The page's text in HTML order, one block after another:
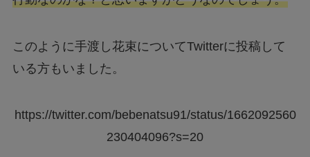
このように手渡し花束についてTwitterに投稿して
いる方もいました。
https://twitter.com/bebenatsu91/status/1662092560
230404096?s=20